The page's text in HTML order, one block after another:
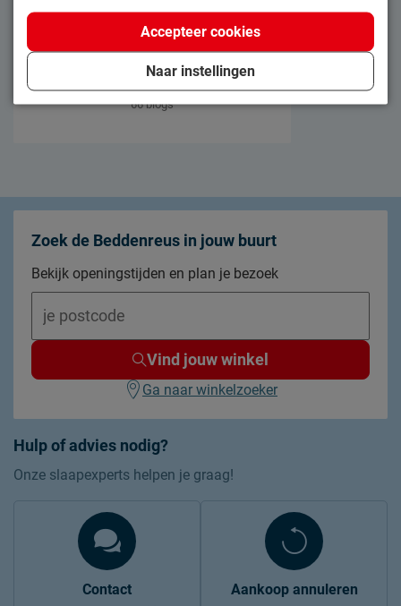
Reuzzz
66 blogs
Hulp of advies nodig?
Onze slaapexperts helpen je graag!
Contact Aankoop annuleren
Zoek de Beddenreus in jouw buurt
Bekijk openingstijden en plan je bezoek
Vind jouw winkel
Ga naar winkelzoeker
Naar instellingen
Accepteer cookies